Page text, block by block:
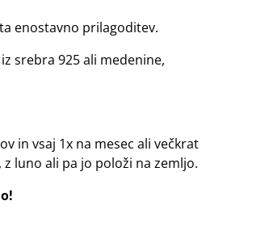
enostavno prilagoditev.
srebra 925 ali medenine,
in vsaj 1x na mesec ali večkrat
luno ali pa jo položi na zemljo.